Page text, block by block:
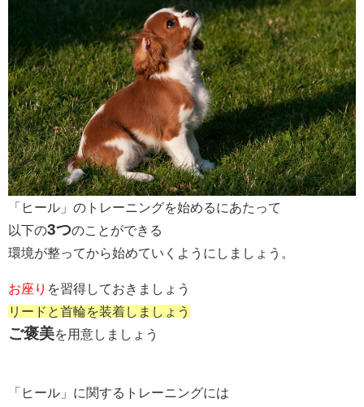
「ヒール」のトレーニングを始めるにあたって
以下の3つのことができる
環境が整ってから始めていくようにしましょう。
お座り を習得しておきましょう
リードと首輪を装着しましょう
ご褒美を用意しましょう
「ヒール」に関するトレーニングには